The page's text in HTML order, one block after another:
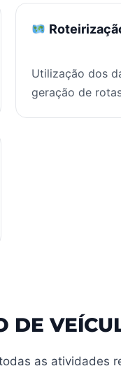
Utilização dos
geração de
DE
as atividades